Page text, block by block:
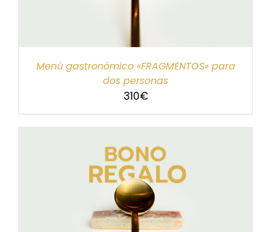
Menú gastronómico «FRAGMENTOS» para
dos personas
310€